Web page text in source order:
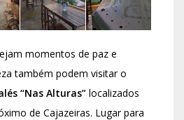
momentos de paz e
também podem visitar o
“Nas Alturas” localizados
de Cajazeiras. Lugar para